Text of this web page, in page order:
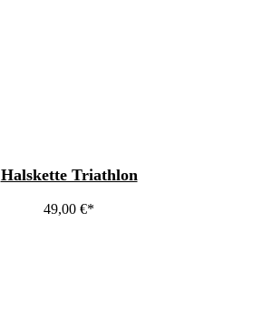
Halskette Triathlon
49,00 €